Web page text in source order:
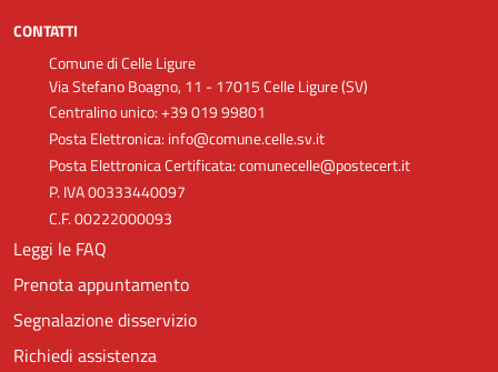
CONTATTI
Comune di Celle Ligure
Via Stefano Boagno, 11 - 17015 Celle Ligure (SV)
Centralino unico: +39 019 99801
Posta Elettronica: info@comune.celle.sv.it
Posta Elettronica Certificata: comunecelle@postecert.it
P. IVA 00333440097
C.F. 00222000093
Leggi le FAQ
Prenota appuntamento
Segnalazione disservizio
Richiedi assistenza